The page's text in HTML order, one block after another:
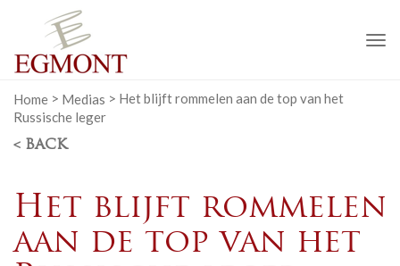
Home > Medias > Het blijft rommelen aan de top van het
Russische leger
< BACK
Het blijft rommelen
aan de top van het